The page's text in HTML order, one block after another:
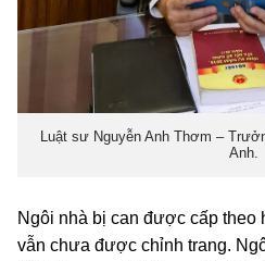
Luật sư Nguyễn Anh Thơm –
Anh.
Ngôi nhà bị can được cấp theo
vẫn chưa được chỉnh trang.